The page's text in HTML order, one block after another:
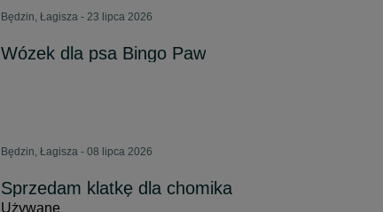
Będzin, Łagisza - 23 lipca 2026
Wózek dla psa Bingo Paw
Będzin, Łagisza - 08 lipca 2026
Sprzedam klatkę dla chomika
Używane